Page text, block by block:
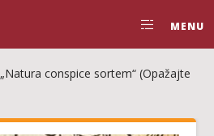
MENU
„Natura conspice sortem“ (Opažajte